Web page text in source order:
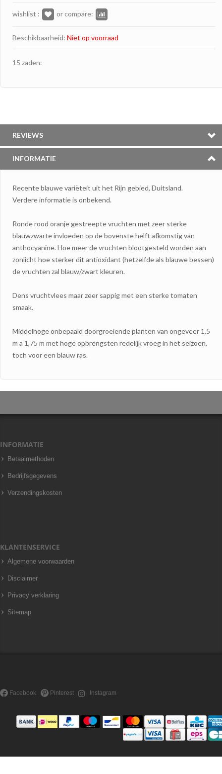
wishlist : or compare:
Beschikbaarheid: Niet op voorraad
15 zaden:
REVIEWS
INFORMATIE
Recente blauwe variëteit uit het Rijn gebied, Duitsland.
Verdere informatie is onbekend.
Ronde rood oranje gestreepte vruchten met zeer sterke
blauwzwarte invloeden op de bovenste helft afkomstig van
anthocyanine. Hoe meer de vruchten blootgesteld worden aan
zonlicht hoe sterker dit antioxidant (hetzelfde als blauwe bessen)
de vruchten zal blauw/zwart kleuren.
Dens vruchtvlees maar zeer sappig met een sterke tomaten
smaak.
Middelhoge onbepaald doorgroeiende planten van ongeveer 1,5
m a 1,75 m met hoge opbrengsten redelijk vroeg in het seizoen,
toch voor een blauw ras.
INFORMATIE
Betaalmethoden
Bedrijfsgegevens
Verzendingskosten
KLANTENSERVICE
Algemene voorwaarden
Disclaimer
Privacy verklaring
Sitemap
Facebook Pinterest Instagram